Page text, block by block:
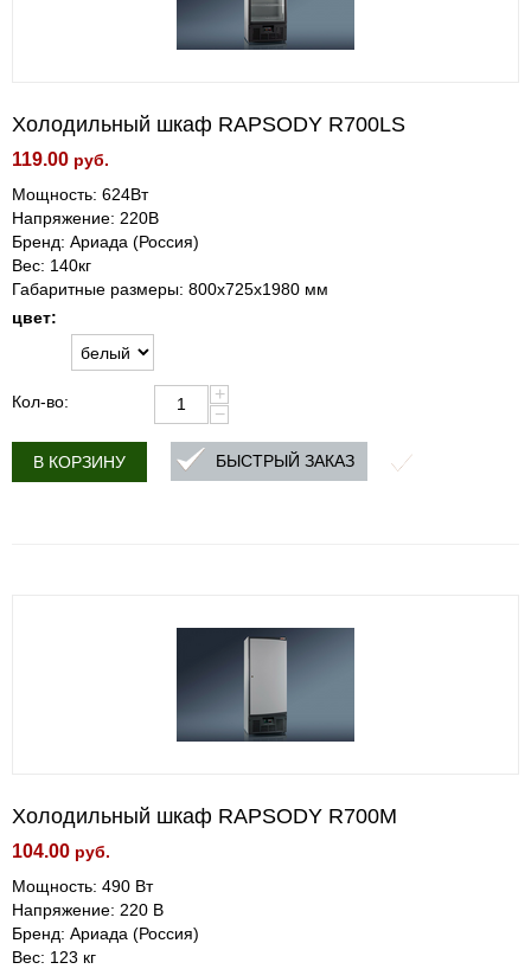
Холодильный шкаф RAPSODY R700LS
119.00 руб.
Мощность: 624Вт
Напряжение: 220В
Бренд: Ариада (Россия)
Вес: 140кг
Габаритные размеры: 800х725х1980 мм
цвет:
Кол-во:
+
−
В КОРЗИНУ БЫСТРЫЙ ЗАКАЗ
Холодильный шкаф RAPSODY R700М
104.00 руб.
Мощность: 490 Вт
Напряжение: 220 В
Бренд: Ариада (Россия)
Вес: 123 кг